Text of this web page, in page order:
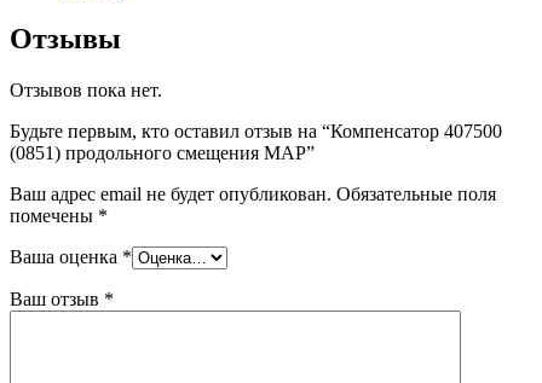
Отзывы
Отзывов пока нет.
Будьте первым, кто оставил отзыв на “Компенсатор 407500
(0851) продольного смещения МАР”
Ваш адрес email не будет опубликован. Обязательные поля
помечены *
Ваша оценка *
Ваш отзыв *